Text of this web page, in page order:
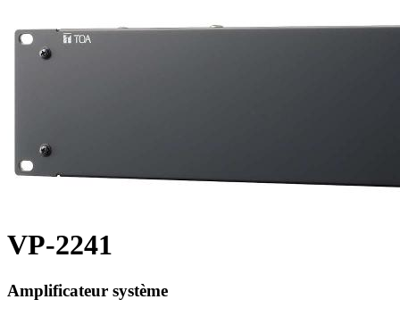
VP-2241
Amplificateur système